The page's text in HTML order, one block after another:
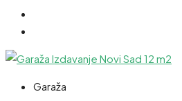
Garaža